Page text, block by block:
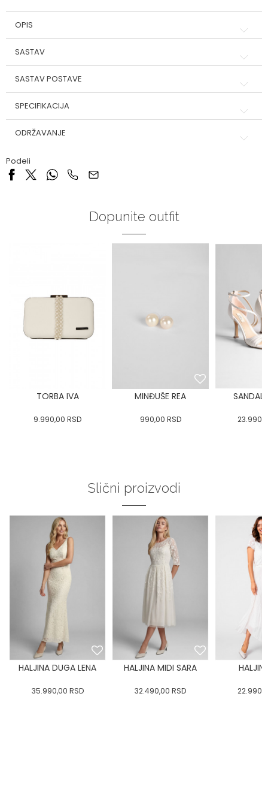
OPIS
SASTAV
SASTAV POSTAVE
SPECIFIKACIJA
ODRŽAVANJE
Podeli
Dopunite outfit
TORBA IVA
9.990,00 RSD
MINĐUŠE REA
990,00 RSD
Slični proizvodi
HALJINA DUGA LENA
35.990,00 RSD
HALJINA MIDI SARA
32.490,00 RSD